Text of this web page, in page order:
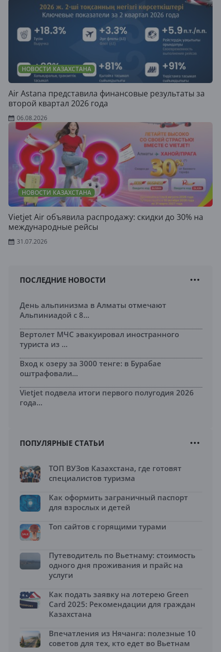
НОВОСТИ КАЗАХСТАНА
Air Astana представила финансовые результаты за
второй квартал 2026 года
06.08.2026
НОВОСТИ КАЗАХСТАНА
Vietjet Air объявила распродажу: скидки до 30% на
международные рейсы
31.07.2026
ПОСЛЕДНИЕ НОВОСТИ
День альпинизма в Алматы отмечают
Альпиниадой с 8...
Вертолет МЧС эвакуировал иностранного
туриста из ...
Вход к озеру за 3000 тенге: в Бурабае
оштрафовали...
Vietjet подвела итоги первого полугодия 2026
года...
ПОПУЛЯРНЫЕ СТАТЬИ
ТОП ВУЗов Казахстана, где готовят
специалистов туризма
Как оформить заграничный паспорт
для взрослых и детей
Топ сайтов с горящими турами
Путеводитель по Вьетнаму: стоимость
одного дня проживания и прайс на
услуги
Как подать заявку на лотерею Green
Card 2025: Рекомендации для граждан
Казахстана
Впечатления из Нячанга: полезные 10
советов для тех, кто едет во Вьетнам